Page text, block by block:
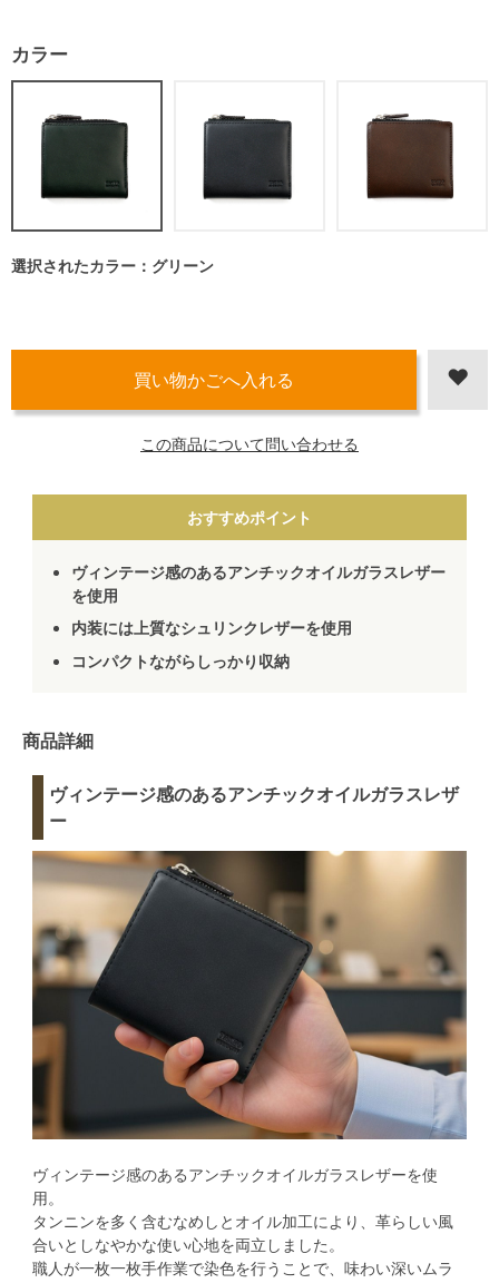
カラー
選択されたカラー：グリーン
この商品について問い合わせる
おすすめポイント
ヴィンテージ感のあるアンチックオイルガラスレザー
を使用
内装には上質なシュリンクレザーを使用
コンパクトながらしっかり収納
商品詳細
ヴィンテージ感のあるアンチックオイルガラスレザ
ー
ヴィンテージ感のあるアンチックオイルガラスレザーを使
用。
タンニンを多く含むなめしとオイル加工により、革らしい風
合いとしなやかな使い心地を両立しました。
職人が一枚一枚手作業で染色を行うことで、味わい深いムラ